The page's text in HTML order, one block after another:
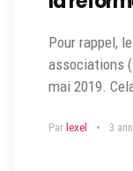
Pour rappel,
associations
mai 2019.
Par lexel 3